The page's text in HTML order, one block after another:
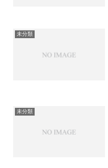
未分類
未分類